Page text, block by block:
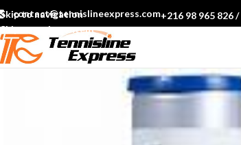
Skip to navigation
Skip to main content
contact@tennislineexpress.com+216 98 965 826/